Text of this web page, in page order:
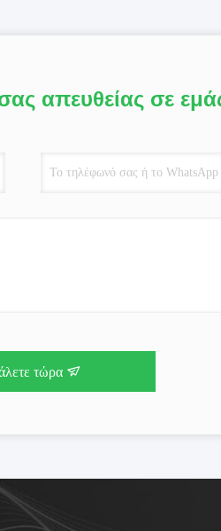
απευθείας σε
τώρα